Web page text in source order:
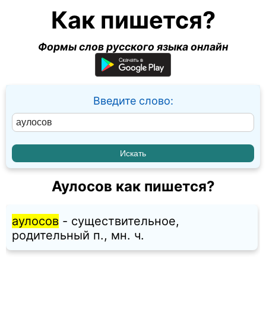
Как пишется?
Формы слов русского языка онлайн
Введите слово:
Аулосов как пишется?
аулосов - существительное,
родительный п., мн. ч.